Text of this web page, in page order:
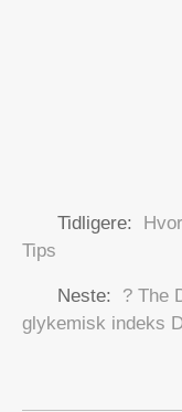
Tidligere:
Tips
Neste:
? The
glykemisk indeks